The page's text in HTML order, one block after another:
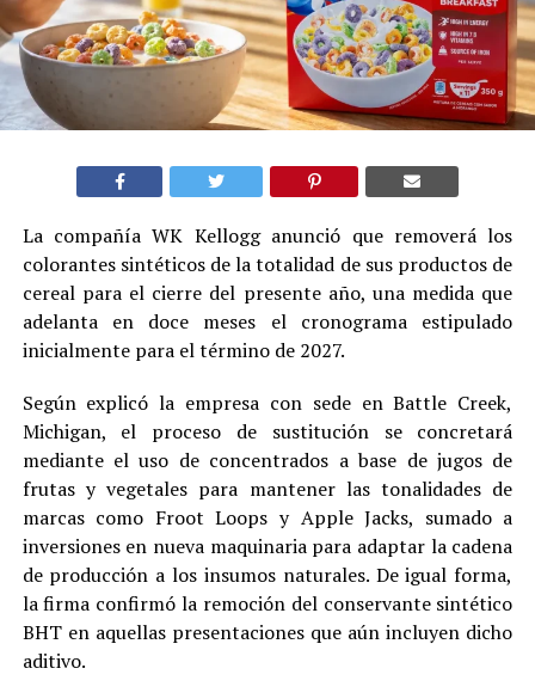
La compañía WK Kellogg anunció que removerá los
colorantes sintéticos de la totalidad de sus productos de
cereal para el cierre del presente año, una medida que
adelanta en doce meses el cronograma estipulado
inicialmente para el término de 2027.
Según explicó la empresa con sede en Battle Creek,
Michigan, el proceso de sustitución se concretará
mediante el uso de concentrados a base de jugos de
frutas y vegetales para mantener las tonalidades de
marcas como Froot Loops y Apple Jacks, sumado a
inversiones en nueva maquinaria para adaptar la cadena
de producción a los insumos naturales. De igual forma,
la firma confirmó la remoción del conservante sintético
BHT en aquellas presentaciones que aún incluyen dicho
aditivo.